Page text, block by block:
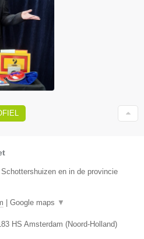
en in de provincie
Google maps ▼
HS Amsterdam (Noord-Holland)